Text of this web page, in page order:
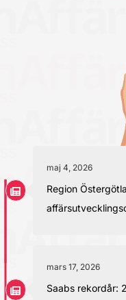
maj 4, 2026
Region
mars 17, 2026
Saabs rekordår: